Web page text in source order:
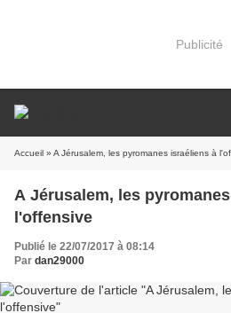
Publicité
Accueil » A Jérusalem, les pyromanes israéliens à
A Jérusalem, les
l'offensive
Publié le 22/07/2017 à 08:14
Par dan29000